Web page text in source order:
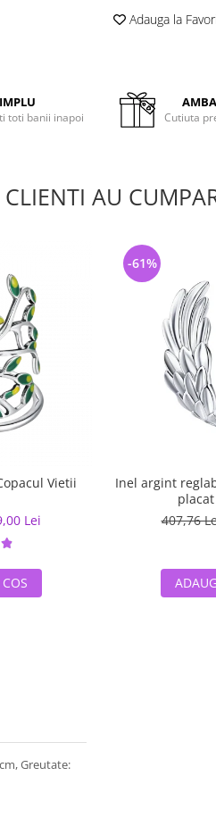
Adauga la
toti banii inapoi Cutiuta
AU
Vietii
Lei
Inel argint
407,76
-61%
Greutate: